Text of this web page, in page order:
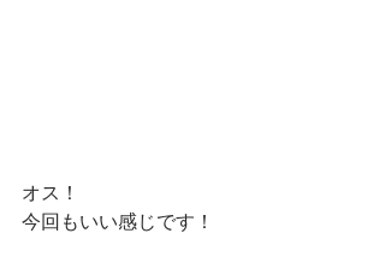
オス！
今回もいい感じです！